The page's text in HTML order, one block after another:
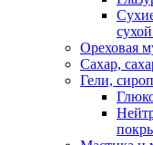
Ореховая
Сахар,
Гели,